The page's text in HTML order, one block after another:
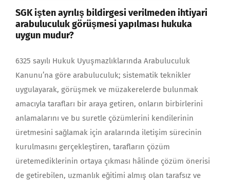
SGK işten ayrılış bildirgesi verilmeden ihtiyari
arabuluculuk görüşmesi yapılması hukuka
uygun mudur?
6325 sayılı Hukuk Uyuşmazlıklarında Arabuluculuk
Kanunu’na göre arabuluculuk; sistematik teknikler
uygulayarak, görüşmek ve müzakerelerde bulunmak
amacıyla tarafları bir araya getiren, onların birbirlerini
anlamalarını ve bu suretle çözümlerini kendilerinin
üretmesini sağlamak için aralarında iletişim sürecinin
kurulmasını gerçekleştiren, tarafların çözüm
üretemediklerinin ortaya çıkması hâlinde çözüm önerisi
de getirebilen, uzmanlık eğitimi almış olan tarafsız ve